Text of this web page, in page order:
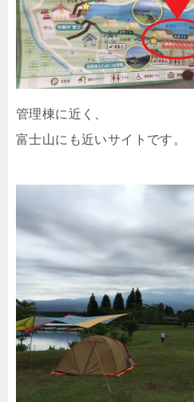
管理棟に近く、
富士山にも近いサイトです。